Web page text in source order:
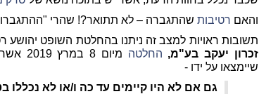
והאם רטיבות שהתגברה – לא תתואר?! שהרי
תשובות ראויות למצב זה ניתנו בהחלטת השופט יהושע רטנר
זכרון יעקב בע"מ, החלטה מיום 8 במרץ 2019 אשר חייבה את ה
שיימצאו על ידו -
גם אם לא היו קיימים עד כה ו/או לא נכללו